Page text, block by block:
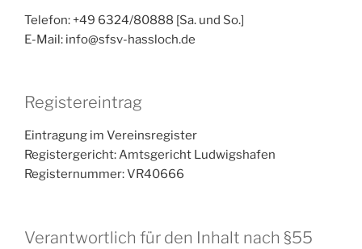
Telefon: +49 6324/80888 [Sa. und So.]
E-Mail: info@sfsv-hassloch.de
Registereintrag
Eintragung im Vereinsregister
Registergericht: Amtsgericht Ludwigshafen
Registernummer: VR40666
Verantwortlich für den Inhalt nach §55